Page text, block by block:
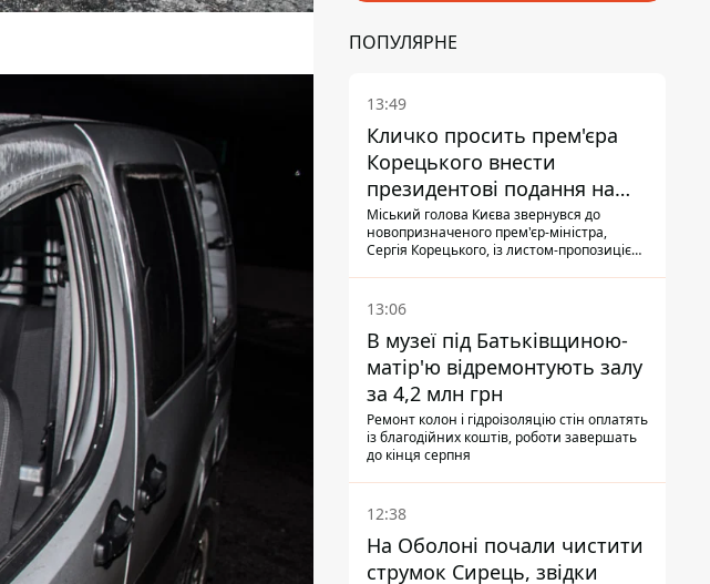
ПОПУЛЯРНЕ
13:49
Кличко просить прем'єра
Корецького внести
президентові подання на
звільнення володаря
Троєщини Бахматова
Міський голова Києва звернувся до
новопризначеного прем'єр-міністра,
Сергія Корецького, із листом-пропозицією
13:06
В музеї під Батьківщиною-
матір'ю відремонтують залу
за 4,2 млн грн
Ремонт колон і гідроізоляцію стін оплатять
із благодійних коштів, роботи завершать
до кінця серпня
12:38
На Оболоні почали чистити
струмок Сирець, звідки